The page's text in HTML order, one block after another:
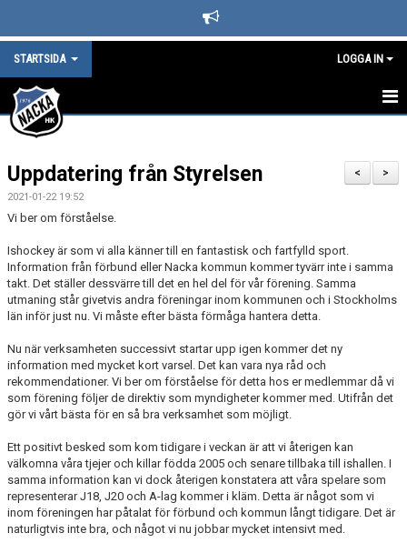
STARTSIDA LOGGA IN
STARTSIDA
DET HÄNDER I NACKA HK
LEDARE
BLI SUPPORTER I NACKA HOCKEY
SPONSORER
SÄSONGS- OCH MEDLEMSAVGIFTER
DOKUMENT
ÖVERGÅNGAR OCH PROVSPEL
FÖRSÄKRING
ISTIDER
>
<
Uppdatering från Styrelsen
2021-01-22 19:52
Vi ber om förståelse.
Ishockey är som vi alla känner till en fantastisk och fartfylld sport.
Information från förbund eller Nacka kommun kommer tyvärr inte i samma
takt. Det ställer dessvärre till det en hel del för vår förening. Samma
utmaning står givetvis andra föreningar inom kommunen och i Stockholms
län inför just nu. Vi måste efter bästa förmåga hantera detta.
Nu när verksamheten successivt startar upp igen kommer det ny
information med mycket kort varsel. Det kan vara nya råd och
rekommendationer. Vi ber om förståelse för detta hos er medlemmar då vi
som förening följer de direktiv som myndigheter kommer med. Utifrån det
gör vi vårt bästa för en så bra verksamhet som möjligt.
Ett positivt besked som kom tidigare i veckan är att vi återigen kan
välkomna våra tjejer och killar födda 2005 och senare tillbaka till ishallen. I
samma information kan vi dock återigen konstatera att våra spelare som
representerar J18, J20 och A-lag kommer i kläm. Detta är något som vi
inom föreningen har påtalat för förbund och kommun långt tidigare. Det är
naturligtvis inte bra, och något vi nu jobbar mycket intensivt med.